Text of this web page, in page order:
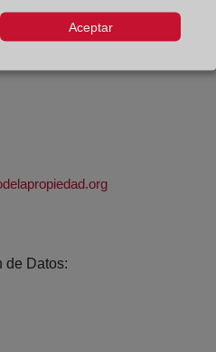
de 09:00 a 14:00 horas
de Datos:
Aceptar